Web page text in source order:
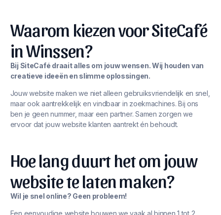
Waarom kiezen voor SiteCafé
in Winssen?
Bij SiteCafé draait alles om jouw wensen. Wij houden van
creatieve ideeën en slimme oplossingen.
Jouw website maken we niet alleen gebruiksvriendelijk en snel,
maar ook aantrekkelijk en vindbaar in zoekmachines. Bij ons
ben je geen nummer, maar een partner. Samen zorgen we
ervoor dat jouw website klanten aantrekt én behoudt.
Hoe lang duurt het om jouw
website te laten maken?
Wil je snel online? Geen probleem!